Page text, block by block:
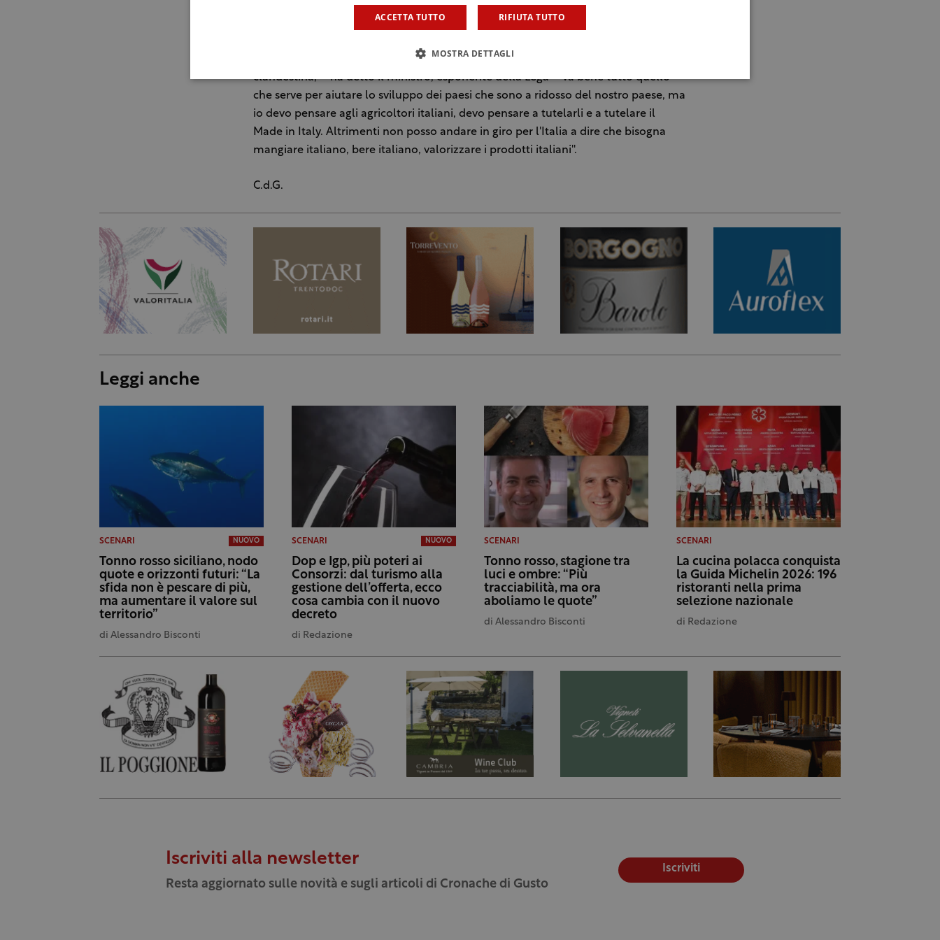
Lo ha detto il ministro delle Politiche agricole Gian Marco Centinaio, a margine
dell'assemblea elettiva della associazione Turismo verde della Cia-Agricoltori, in
bene gli accordi internazionali e tutto quello che serve per fermare l'immigrazione
clandestina, – ha detto il ministro, esponente della Lega – va bene tutto quello
che serve per aiutare lo sviluppo dei paesi che sono a ridosso del nostro paese, ma
io devo pensare agli agricoltori italiani, devo pensare a tutelarli e a tutelare il
Made in Italy. Altrimenti non posso andare in giro per l'Italia a dire che bisogna
mangiare italiano, bere italiano, valorizzare i prodotti italiani''.
C.d.G.
Leggi anche
SCENARI NUOVO
Tonno rosso siciliano, nodo
quote e orizzonti futuri: “La
sfida non è pescare di più,
ma aumentare il valore sul
territorio”
di Alessandro Bisconti
SCENARI NUOVO
Dop e Igp, più poteri ai
Consorzi: dal turismo alla
gestione dell’offerta, ecco
cosa cambia con il nuovo
decreto
di Redazione
SCENARI
Tonno rosso, stagione tra
luci e ombre: “Più
tracciabilità, ma ora
aboliamo le quote”
di Alessandro Bisconti
SCENARI
La cucina polacca conquista
la Guida Michelin 2026: 196
ristoranti nella prima
selezione nazionale
di Redazione
Iscriviti alla newsletter
Resta aggiornato sulle novità e sugli articoli di Cronache di Gusto
Iscriviti
ACCETTA TUTTO RIFIUTA TUTTO
MOSTRA DETTAGLI